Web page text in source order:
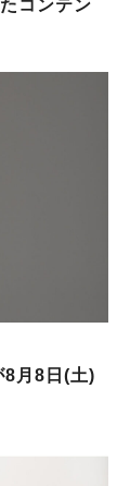
コンテン
⽉8⽇(⼟)